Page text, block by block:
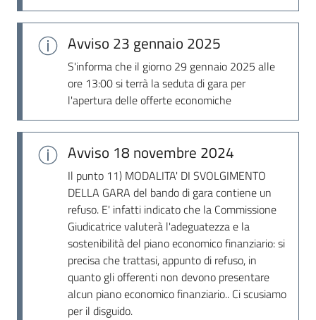
Avviso 23 gennaio 2025
S'informa che il giorno 29 gennaio 2025 alle
ore 13:00 si terrà la seduta di gara per
l'apertura delle offerte economiche
Avviso 18 novembre 2024
Il punto 11) MODALITA' DI SVOLGIMENTO
DELLA GARA del bando di gara contiene un
refuso. E' infatti indicato che la Commissione
Giudicatrice valuterà l'adeguatezza e la
sostenibilità del piano economico finanziario: si
precisa che trattasi, appunto di refuso, in
quanto gli offerenti non devono presentare
alcun piano economico finanziario.. Ci scusiamo
per il disguido.